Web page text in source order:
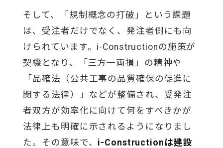
そして、「規制概念の打破」という課題
は、受注者だけでなく、発注者側にも向
けられています。i-Constructionの施策が
契機となり、「三方一両損」の精神や
「品確法（公共工事の品質確保の促進に
関する法律）」などが整備され、受発注
者双方が効率化に向けて何をすべきかが
法律上も明確に示されるようになりまし
た。その意味で、 i-Constructionは建設